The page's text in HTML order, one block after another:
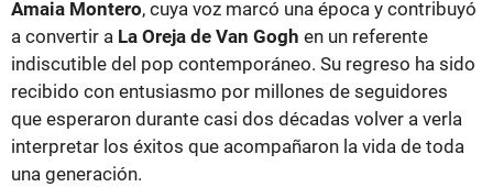
Amaia Montero, cuya voz marcó una época y contribuyó
a convertir a La Oreja de Van Gogh en un referente
indiscutible del pop contemporáneo. Su regreso ha sido
recibido con entusiasmo por millones de seguidores
que esperaron durante casi dos décadas volver a verla
interpretar los éxitos que acompañaron la vida de toda
una generación.